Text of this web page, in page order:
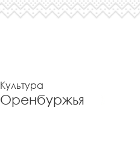
Культура
Оренбуржья